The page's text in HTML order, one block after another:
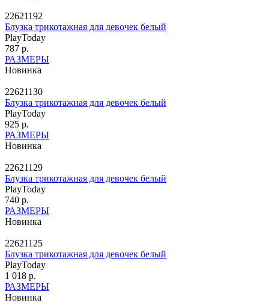
22621192
Блузка трикотажная для девочек белый
PlayToday
787 р.
РАЗМЕРЫ
Новинка
22621130
Блузка трикотажная для девочек белый
PlayToday
925 р.
РАЗМЕРЫ
Новинка
22621129
Блузка трикотажная для девочек белый
PlayToday
740 р.
РАЗМЕРЫ
Новинка
22621125
Блузка трикотажная для девочек белый
PlayToday
1 018 р.
РАЗМЕРЫ
Новинка